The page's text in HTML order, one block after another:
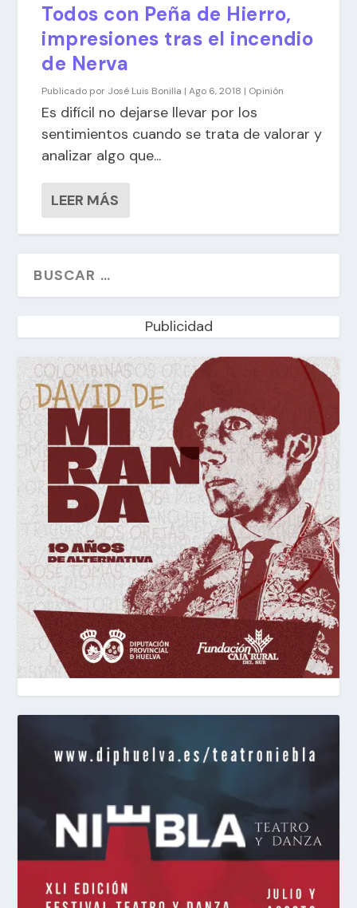
Todos con Peña de Hierro,
impresiones tras el incendio
de Nerva
Publicado por José Luis Bonilla |Ago 6, 2018 | Opinión
Es difícil no dejarse llevar por los
sentimientos cuando se trata de valorar y
analizar algo que...
LEER MÁS
Publicidad